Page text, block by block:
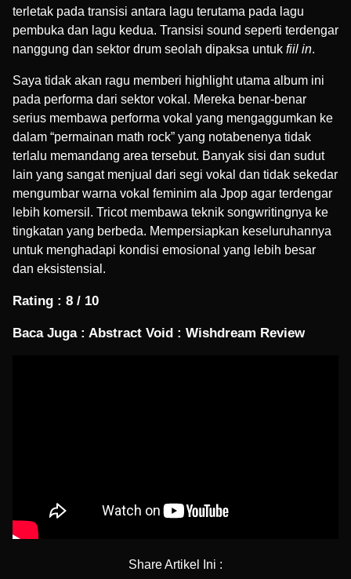
terletak pada transisi antara lagu terutama pada lagu
pembuka dan lagu kedua. Transisi sound seperti terdengar
nanggung dan sektor drum seolah dipaksa untuk fiil in.
Saya tidak akan ragu memberi highlight utama album ini
pada performa dari sektor vokal. Mereka benar-benar
serius membawa performa vokal yang mengaggumkan ke
dalam “permainan math rock” yang notabenenya tidak
terlalu memandang area tersebut. Banyak sisi dan sudut
lain yang sangat menjual dari segi vokal dan tidak sekedar
mengumbar warna vokal feminim ala Jpop agar terdengar
lebih komersil. Tricot membawa teknik songwritingnya ke
tingkatan yang berbeda. Mempersiapkan keseluruhannya
untuk menghadapi kondisi emosional yang lebih besar
dan eksistensial.
Rating : 8 / 10
Baca Juga : Abstract Void : Wishdream Review
Share Artikel Ini :